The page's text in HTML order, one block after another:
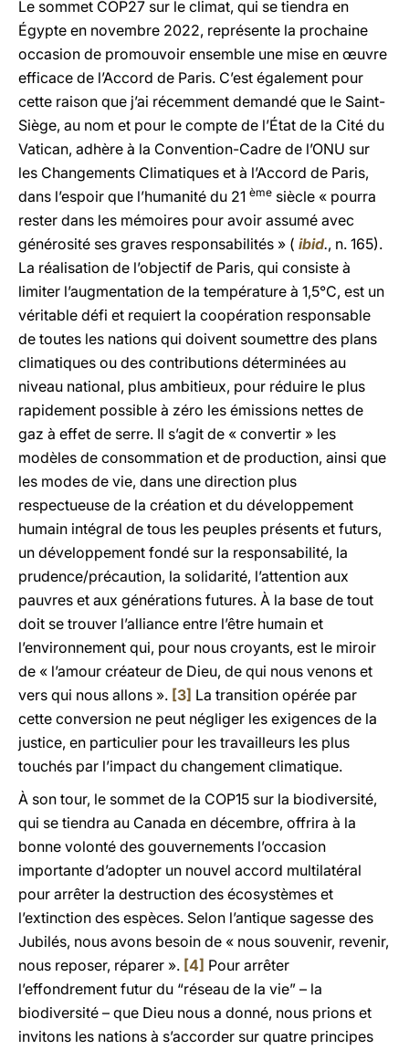
Le sommet COP27 sur le climat, qui se tiendra en
Égypte en novembre 2022, représente la prochaine
occasion de promouvoir ensemble une mise en œuvre
efficace de l’Accord de Paris. C’est également pour
cette raison que j’ai récemment demandé que le Saint-
Siège, au nom et pour le compte de l’État de la Cité du
Vatican, adhère à la Convention-Cadre de l’ONU sur
les Changements Climatiques et à l’Accord de Paris,
dans l’espoir que l’humanité du 21 ème siècle « pourra
rester dans les mémoires pour avoir assumé avec
générosité ses graves responsabilités » ( ibid., n. 165).
La réalisation de l’objectif de Paris, qui consiste à
limiter l’augmentation de la température à 1,5°C, est un
véritable défi et requiert la coopération responsable
de toutes les nations qui doivent soumettre des plans
climatiques ou des contributions déterminées au
niveau national, plus ambitieux, pour réduire le plus
rapidement possible à zéro les émissions nettes de
gaz à effet de serre. Il s’agit de « convertir » les
modèles de consommation et de production, ainsi que
les modes de vie, dans une direction plus
respectueuse de la création et du développement
humain intégral de tous les peuples présents et futurs,
un développement fondé sur la responsabilité, la
prudence/précaution, la solidarité, l’attention aux
pauvres et aux générations futures. À la base de tout
doit se trouver l’alliance entre l’être humain et
l’environnement qui, pour nous croyants, est le miroir
de « l’amour créateur de Dieu, de qui nous venons et
vers qui nous allons ». [3] La transition opérée par
cette conversion ne peut négliger les exigences de la
justice, en particulier pour les travailleurs les plus
touchés par l’impact du changement climatique.
À son tour, le sommet de la COP15 sur la biodiversité,
qui se tiendra au Canada en décembre, offrira à la
bonne volonté des gouvernements l’occasion
importante d’adopter un nouvel accord multilatéral
pour arrêter la destruction des écosystèmes et
l’extinction des espèces. Selon l’antique sagesse des
Jubilés, nous avons besoin de « nous souvenir, revenir,
nous reposer, réparer ». [4] Pour arrêter
l’effondrement futur du “réseau de la vie” – la
biodiversité – que Dieu nous a donné, nous prions et
invitons les nations à s’accorder sur quatre principes